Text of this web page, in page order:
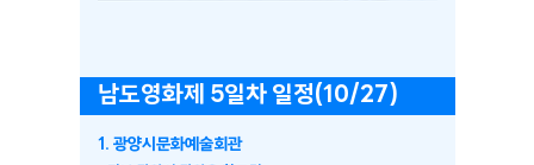
남도영화제 5일차 일정(10/27)
1. 광양시문화예술회관